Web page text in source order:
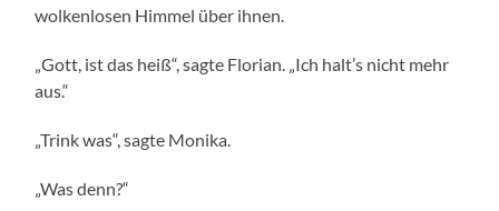
wolkenlosen Himmel über ihnen.
„Gott, ist das heiß“, sagte Florian. „Ich halt’s nicht mehr
aus.“
„Trink was“, sagte Monika.
„Was denn?“